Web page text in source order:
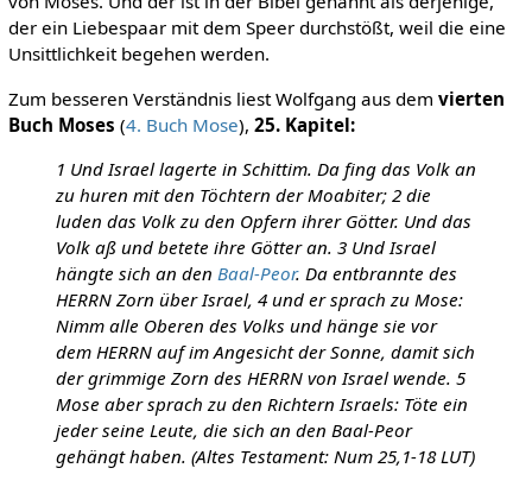
der ein Liebespaar mit dem Speer durchstößt, weil die eine
Unsittlichkeit begehen werden.
Zum besseren Verständnis liest Wolfgang aus dem vierten
Buch Moses (4. Buch Mose), 25. Kapitel:
1 Und Israel lagerte in Schittim. Da fing das Volk an
zu huren mit den Töchtern der Moabiter; 2 die
luden das Volk zu den Opfern ihrer Götter. Und das
Volk aß und betete ihre Götter an. 3 Und Israel
hängte sich an den Baal-Peor. Da entbrannte des
HERRN Zorn über Israel, 4 und er sprach zu Mose:
Nimm alle Oberen des Volks und hänge sie vor
dem HERRN auf im Angesicht der Sonne, damit sich
der grimmige Zorn des HERRN von Israel wende. 5
Mose aber sprach zu den Richtern Israels: Töte ein
jeder seine Leute, die sich an den Baal-Peor
gehängt haben. (Altes Testament: Num 25,1-18 LUT)